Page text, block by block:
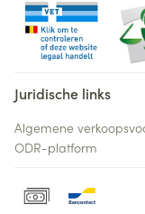
Juridische links
Algemene
ODR-platform